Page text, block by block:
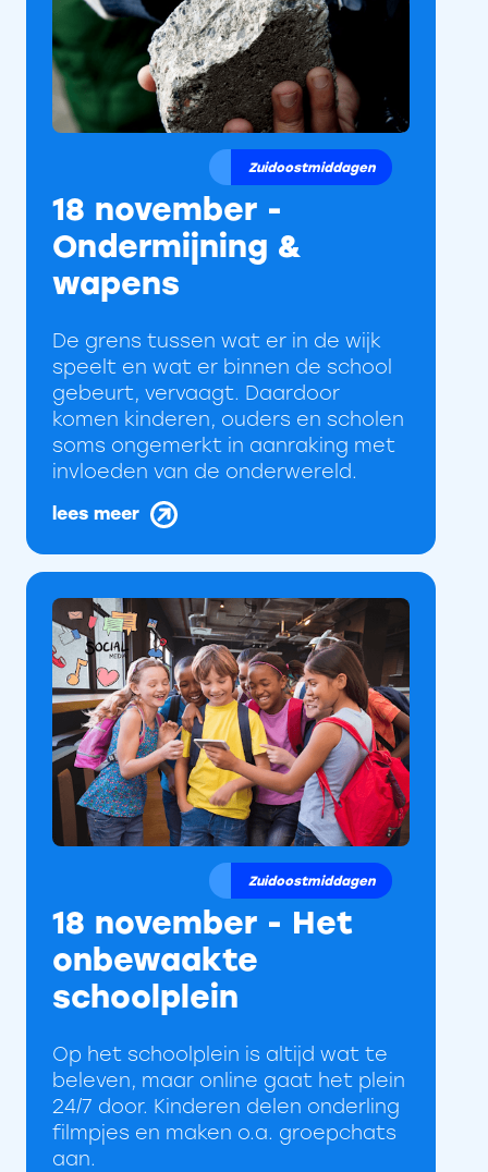
Zuidoostmiddagen
18 november -
Ondermijning &
wapens
De grens tussen wat er in de wijk
speelt en wat er binnen de school
gebeurt, vervaagt. Daardoor
komen kinderen, ouders en scholen
soms ongemerkt in aanraking met
invloeden van de onderwereld.
lees meer
Zuidoostmiddagen
18 november - Het
onbewaakte
schoolplein
Op het schoolplein is altijd wat te
beleven, maar online gaat het plein
24/7 door. Kinderen delen onderling
filmpjes en maken o.a. groepchats
aan.